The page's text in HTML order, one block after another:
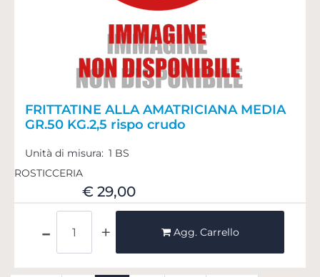
FRITTATINE ALLA AMATRICIANA MEDIA
GR.50 KG.2,5 rispo crudo
Unità di misura: 1 BS
ROSTICCERIA
€ 29,00
Agg. Carrello